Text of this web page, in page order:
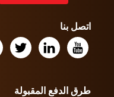
اتصل بنا
طرق الدفع المقبولة